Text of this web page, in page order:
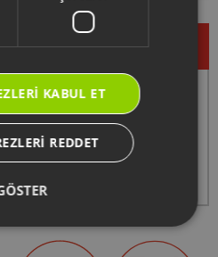
ve WhatsApp 'ta
1 800
KABUL ET
REDDET